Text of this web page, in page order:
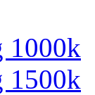
1000k
1500k